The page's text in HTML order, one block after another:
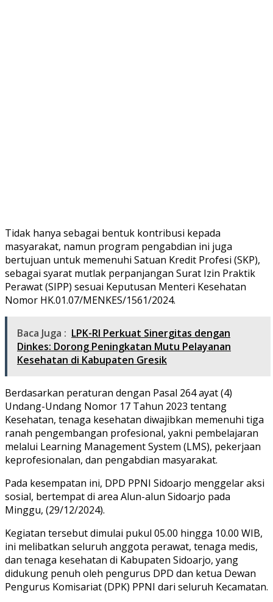
Tidak hanya sebagai bentuk kontribusi kepada
masyarakat, namun program pengabdian ini juga
bertujuan untuk memenuhi Satuan Kredit Profesi (SKP),
sebagai syarat mutlak perpanjangan Surat Izin Praktik
Perawat (SIPP) sesuai Keputusan Menteri Kesehatan
Nomor HK.01.07/MENKES/1561/2024.
Baca Juga : LPK-RI Perkuat Sinergitas dengan
Dinkes: Dorong Peningkatan Mutu Pelayanan
Kesehatan di Kabupaten Gresik
Berdasarkan peraturan dengan Pasal 264 ayat (4)
Undang-Undang Nomor 17 Tahun 2023 tentang
Kesehatan, tenaga kesehatan diwajibkan memenuhi tiga
ranah pengembangan profesional, yakni pembelajaran
melalui Learning Management System (LMS), pekerjaan
keprofesionalan, dan pengabdian masyarakat.
Pada kesempatan ini, DPD PPNI Sidoarjo menggelar aksi
sosial, bertempat di area Alun-alun Sidoarjo pada
Minggu, (29/12/2024).
Kegiatan tersebut dimulai pukul 05.00 hingga 10.00 WIB,
ini melibatkan seluruh anggota perawat, tenaga medis,
dan tenaga kesehatan di Kabupaten Sidoarjo, yang
didukung penuh oleh pengurus DPD dan ketua Dewan
Pengurus Komisariat (DPK) PPNI dari seluruh Kecamatan.